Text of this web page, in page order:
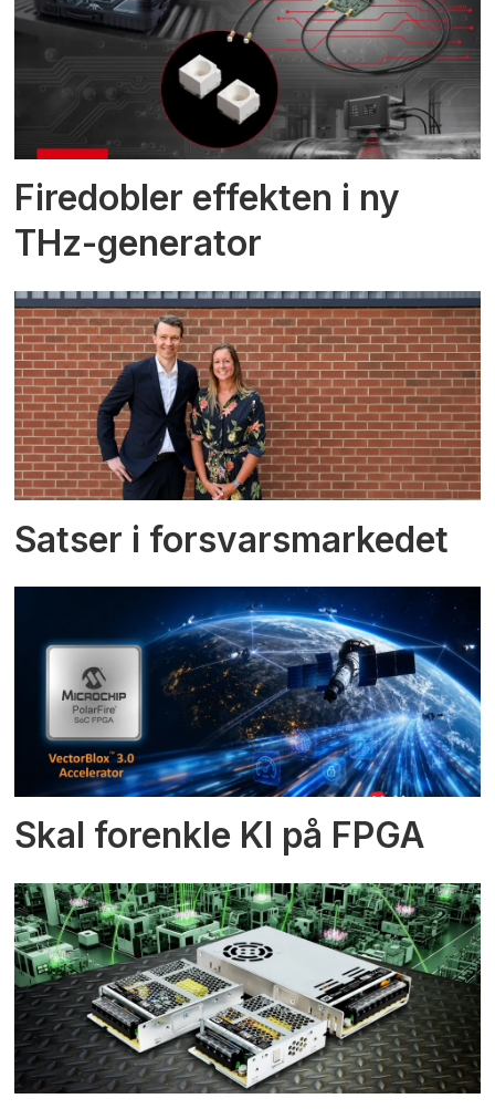
Firedobler effekten i ny
THz-generator
Satser i forsvarsmarkedet
Skal forenkle KI på FPGA